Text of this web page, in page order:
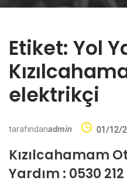
Etiket: Yol
elektrikçi
tarafındanadmin 01/12/
Kızılcahamam
Yardım : 0530 212